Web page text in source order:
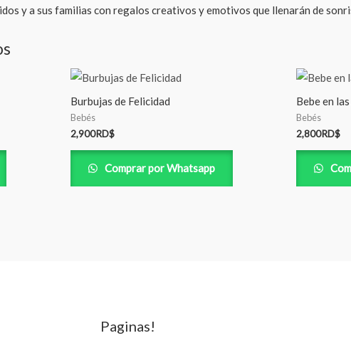
y a sus familias con regalos creativos y emotivos que llenarán de
Burbujas de Felicidad
Bebés
2,900RD$
Comprar por Whatsapp
Bebe en
Bebés
2,800RD$
Paginas!